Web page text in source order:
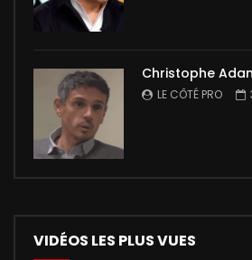
Christophe
LE CÔTÉ PRO
VIDÉOS LES PLUS VUES